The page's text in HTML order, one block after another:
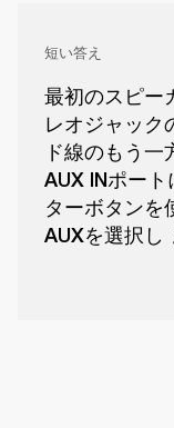
短い答え
最初のスピー
レオジャック
ド線のもう
AUX INポー
ターボタンを
AUXを選択し